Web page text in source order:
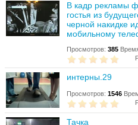
В кадр рекламы
гостья из
черной накидке
мобильному
Просмотров: 385
интерны.29
Просмотров: 1546
Тачка